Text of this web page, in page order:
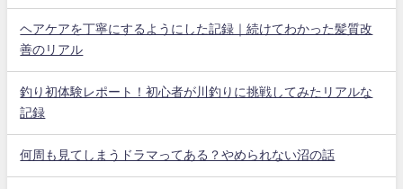
ヘアケアを丁寧にするようにした記録｜続けてわかった髪質改
善のリアル
釣り初体験レポート！初心者が川釣りに挑戦してみたリアルな
記録
何周も見てしまうドラマってある？やめられない沼の話